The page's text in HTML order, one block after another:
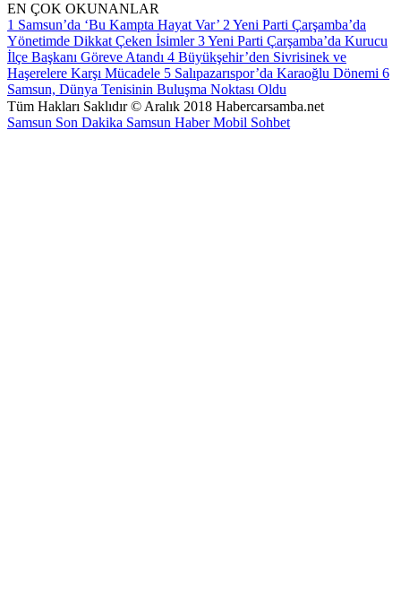
EN ÇOK OKUNANLAR
1 Samsun’da ‘Bu Kampta Hayat Var’ 2 Yeni Parti Çarşamba’da
Yönetimde Dikkat Çeken İsimler 3Yeni Parti Çarşamba’da Kurucu
İlçe Başkanı Göreve Atandı 4 Büyükşehir’den Sivrisinek ve
Haşerelere Karşı Mücadele 5 Salıpazarıspor’da Karaoğlu Dönemi 6
Samsun, Dünya Tenisinin Buluşma Noktası Oldu
Tüm Hakları Saklıdır © Aralık 2018 Habercarsamba.net
Samsun Son Dakika Samsun HaberMobil Sohbet